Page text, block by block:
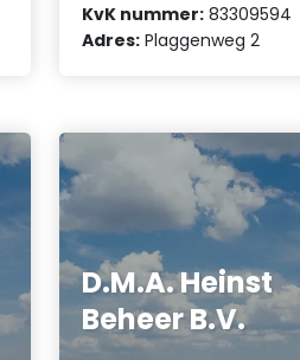
KvK nummer: 83309594
Adres: Plaggenweg 2
D.M.A. Heinst
Beheer B.V.